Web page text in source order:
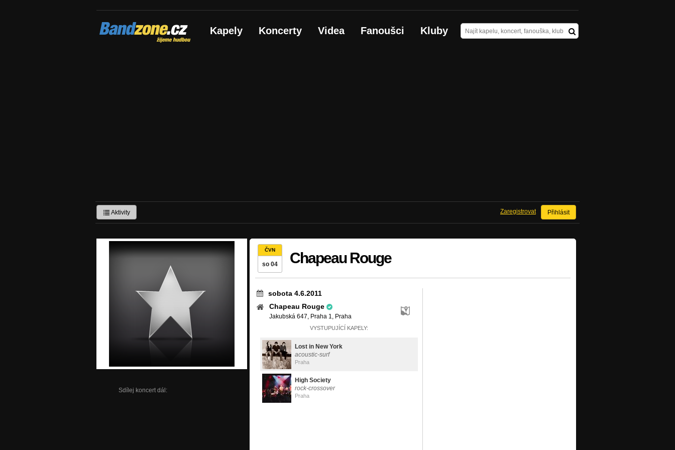
Bandzone.cz
žijeme hudbou Kapely Koncerty Videa Fanoušci Kluby
Aktivity Přihlásit
Zaregistrovat
Sdílej koncert dál:
ČVN
so 04 Chapeau Rouge
sobota 4.6.2011
Chapeau Rouge
Jakubská 647, Praha 1, Praha
VYSTUPUJÍCÍ KAPELY:
Lost in New York
acoustic-surf
Praha
High Society
rock-crossover
Praha